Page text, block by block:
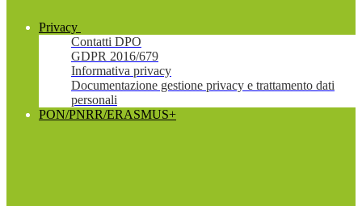
Privacy
Contatti DPO
GDPR 2016/679
Informativa privacy
Documentazione gestione privacy e trattamento dati
personali
PON/PNRR/ERASMUS+